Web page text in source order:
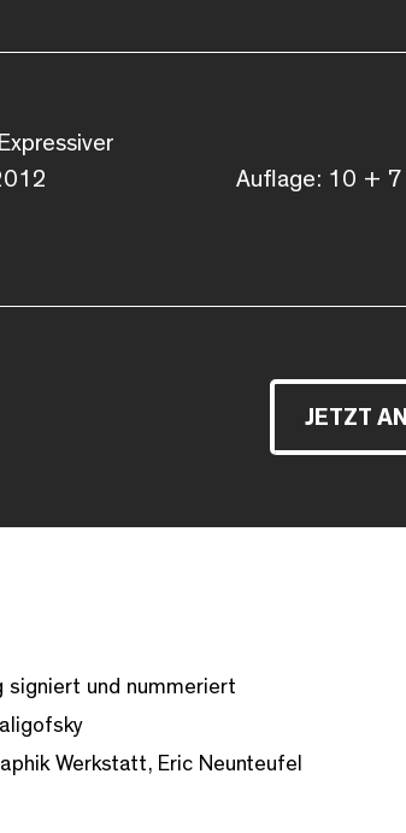
Auflage: 10 + 7
JETZT
signiert und nummeriert
Werkstatt, Eric Neunteufel